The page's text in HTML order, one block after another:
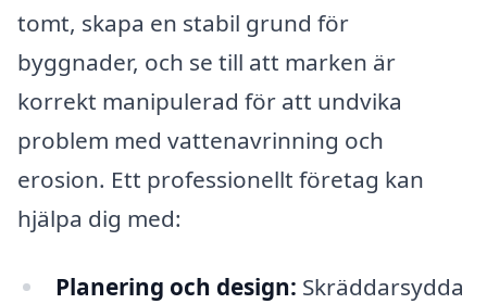
tomt, skapa en stabil grund för
byggnader, och se till att marken är
korrekt manipulerad för att undvika
problem med vattenavrinning och
erosion. Ett professionellt företag kan
hjälpa dig med:
Planering och design: Skräddarsydda